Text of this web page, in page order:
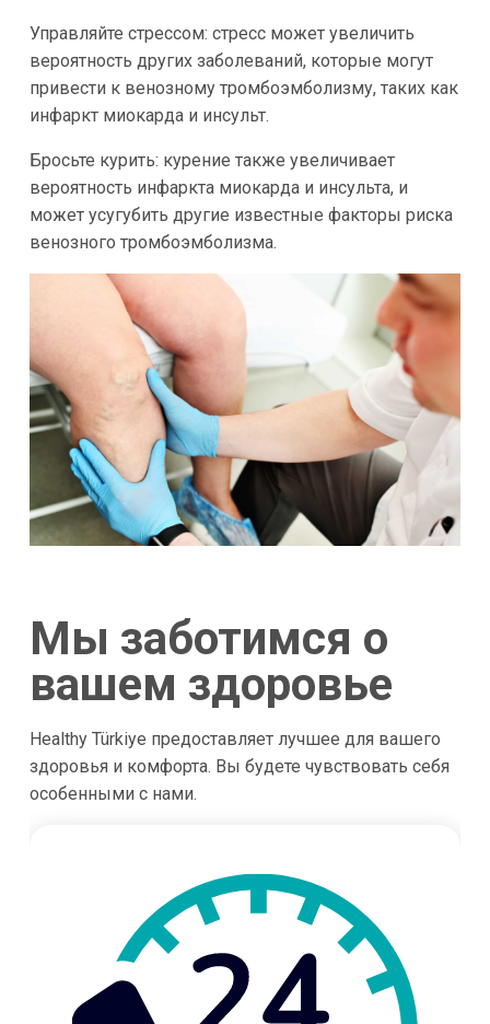
Управляйте стрессом: стресс может увеличить
вероятность других заболеваний, которые могут
привести к венозному тромбоэмболизму, таких как
инфаркт миокарда и инсульт.
Бросьте курить: курение также увеличивает
вероятность инфаркта миокарда и инсульта, и
может усугубить другие известные факторы риска
венозного тромбоэмболизма.
Мы заботимся о
вашем здоровье
Healthy Türkiye предоставляет лучшее для вашего
здоровья и комфорта. Вы будете чувствовать себя
особенными с нами.